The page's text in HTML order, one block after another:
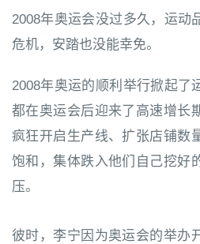
2008年奥运会没过多久，运动
危机，安踏也没能幸免。
2008年奥运的顺利举行掀起了
都在奥运会后迎来了高速增长
疯狂开启生产线、扩张店铺数
饱和，集体跌入他们自己挖好
压。
彼时，李宁因为奥运会的举办